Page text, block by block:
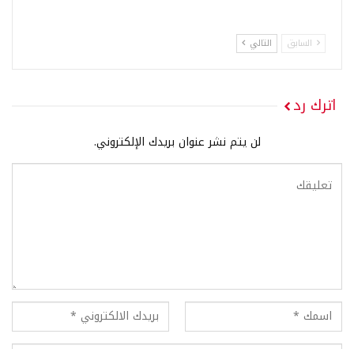
السابق التالي
اترك رد
لن يتم نشر عنوان بريدك الإلكتروني.